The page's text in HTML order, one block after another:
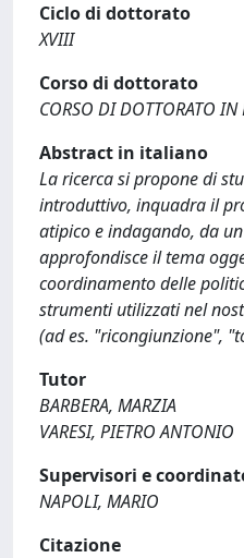
Ciclo di dottorato
XVIII
Corso di dottorato
CORSO DI DOTTORATO
Abstract in italiano
La ricerca si propone di
introduttivo, inquadra il
atipico e indagando, da
approfondisce il tema
coordinamento delle
strumenti utilizzati nel
(ad es. "ricongiunzione",
Tutor
BARBERA, MARZIA
VARESI, PIETRO ANTONIO
Supervisori e
NAPOLI, MARIO
Citazione